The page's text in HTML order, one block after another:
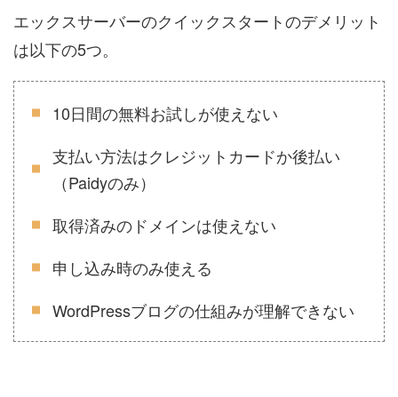
エックスサーバーのクイックスタートのデメリット
は以下の5つ。
10日間の無料お試しが使えない
支払い方法はクレジットカードか後払い
（Paidyのみ）
取得済みのドメインは使えない
申し込み時のみ使える
WordPressブログの仕組みが理解できない